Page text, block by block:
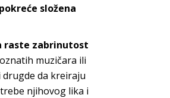
složena
raste zabrinutost
muzičara ili
drugde da kreiraju
njihovog lika i